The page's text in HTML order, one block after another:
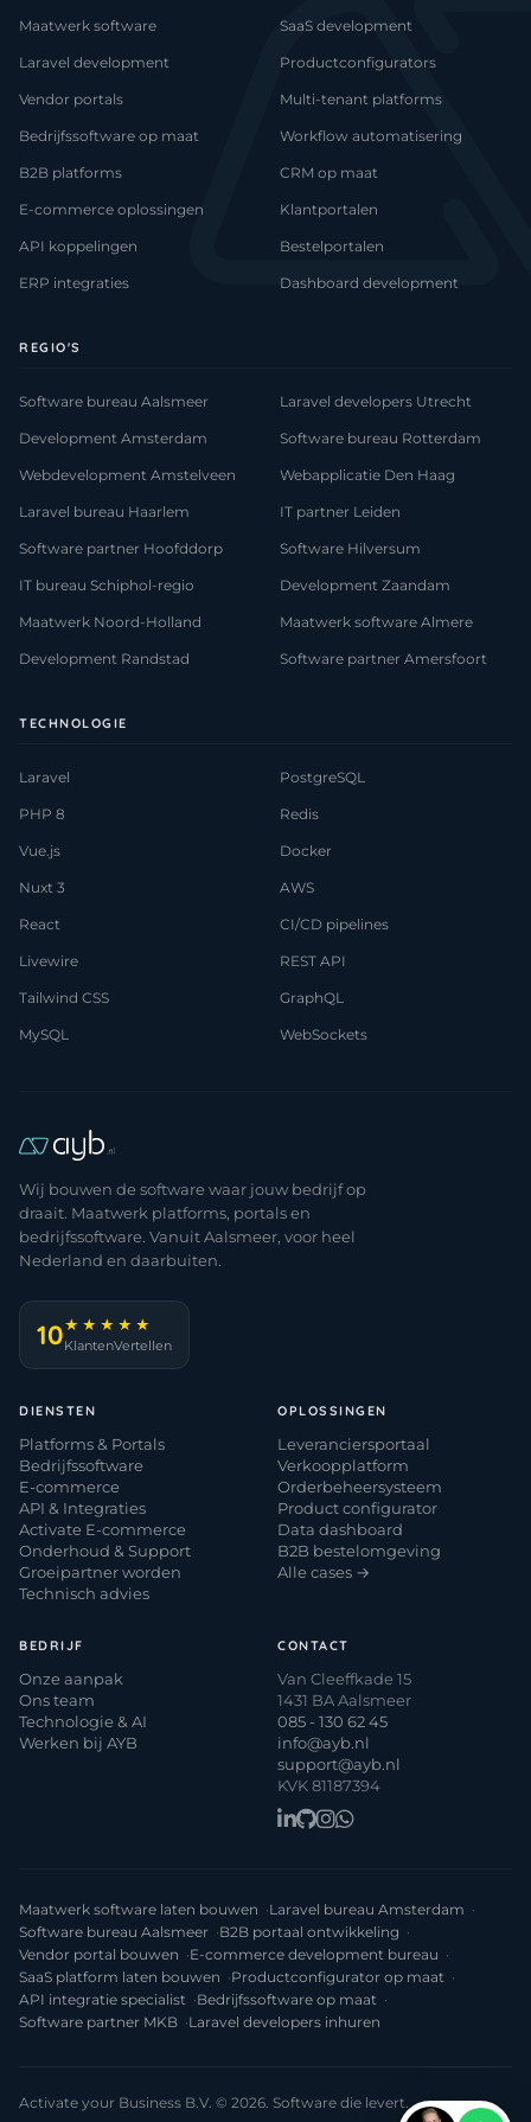
Maatwerk software
Laravel development
Vendor portals
Bedrijfssoftware op maat
B2B platforms
E-commerce oplossingen
API koppelingen
ERP integraties
SaaS development
Productconfigurators
Multi-tenant platforms
Workflow automatisering
CRM op maat
Klantportalen
Bestelportalen
Dashboard development
REGIO'S
Software bureau Aalsmeer
Development Amsterdam
Webdevelopment Amstelveen
Laravel bureau Haarlem
Software partner Hoofddorp
IT bureau Schiphol-regio
Maatwerk Noord-Holland
Development Randstad
Laravel developers Utrecht
Software bureau Rotterdam
Webapplicatie Den Haag
IT partner Leiden
Software Hilversum
Development Zaandam
Maatwerk software Almere
Software partner Amersfoort
TECHNOLOGIE
Laravel
PHP 8
Vue.js
Nuxt 3
React
Livewire
Tailwind CSS
MySQL
PostgreSQL
Redis
Docker
AWS
CI/CD pipelines
REST API
GraphQL
WebSockets
Wij bouwen de software waar jouw bedrijf op
draait. Maatwerk platforms, portals en
bedrijfssoftware. Vanuit Aalsmeer, voor heel
Nederland en daarbuiten.
10★★★★★
KlantenVertellen
DIENSTEN
Platforms & Portals
Bedrijfssoftware
E-commerce
API & Integraties
Activate E-commerce
Onderhoud & Support
Groeipartner worden
Technisch advies
OPLOSSINGEN
Leveranciersportaal
Verkoopplatform
Orderbeheersysteem
Product configurator
Data dashboard
B2B bestelomgeving
Alle cases →
BEDRIJF
Onze aanpak
Ons team
Technologie & AI
Werken bij AYB
CONTACT
Van Cleeffkade 15
1431 BA Aalsmeer
085 - 130 62 45
info@ayb.nl
support@ayb.nl
KVK 81187394
Maatwerk software laten bouwen
Laravel bureau Amsterdam
Software bureau Aalsmeer
B2B portaal ontwikkeling
Vendor portal bouwen
E-commerce development bureau
SaaS platform laten bouwen
Productconfigurator op maat
API integratie specialist
Bedrijfssoftware op maat
Software partner MKB
Laravel developers inhuren
Activate your Business B.V. © 2026. Software die levert.